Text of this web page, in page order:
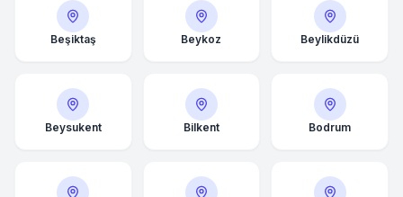
Beşiktaş Beykoz Beylikdüzü
Beysukent Bilkent Bodrum